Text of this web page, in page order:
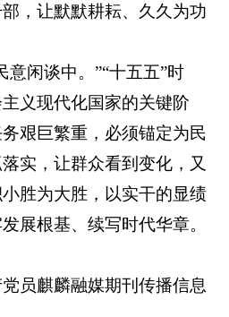
，让默默耕耘、久久为功
意闲谈中。”“十五五”时
义现代化国家的关键阶
艰巨繁重，必须锚定为民
实，让群众看到变化，又
胜为大胜，以实干的显绩
展根基、续写时代华章。
员麒麟融媒期刊传播信息